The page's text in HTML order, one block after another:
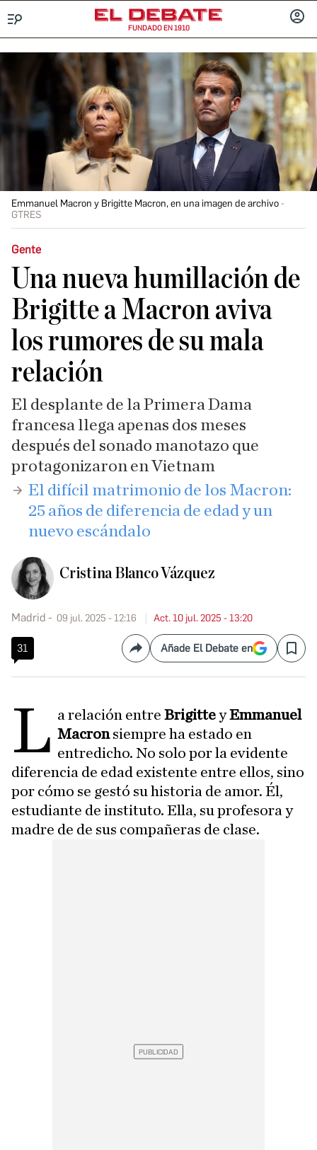
FUNDADO EN 1910
Emmanuel Macron y Brigitte Macron, en una imagen de archivo
GTRES
Gente
Una nueva humillación de
Brigitte a Macron aviva
los rumores de su mala
relación
El desplante de la Primera Dama
francesa llega apenas dos meses
después del sonado manotazo que
protagonizaron en Vietnam
​El difícil matrimonio de los Macron:
25 años de diferencia de edad y un
nuevo escándalo
Cristina Blanco Vázquez
Madrid 09 jul. 2025 - 12:16 Act. 10 jul. 2025 - 13:20
31 CompartirAñade El Debate en Save
L a relación entreBrigitteyEmmanuel
Macronsiempre ha estado en
entredicho. No solo por la evidente
diferencia de edad existente entre ellos, sino
por cómo se gestó su historia de amor. Él,
estudiante de instituto. Ella, su profesora y
madre de de sus compañeras de clase.